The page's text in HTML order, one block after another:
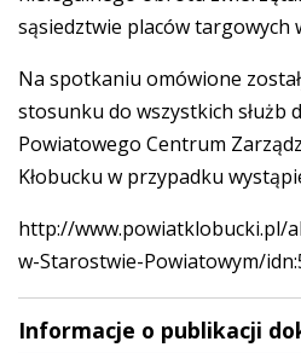
sąsiedztwie placów targowych
Na spotkaniu omówione
stosunku do wszystkich służb
Powiatowego Centrum
Kłobucku w przypadku
http://www.powiatklobucki.pl/
w-Starostwie-Powiatowym/
Informacje o publikacji